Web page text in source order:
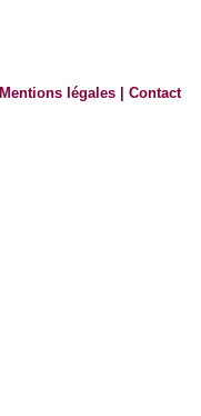
Mentions légales |Contact